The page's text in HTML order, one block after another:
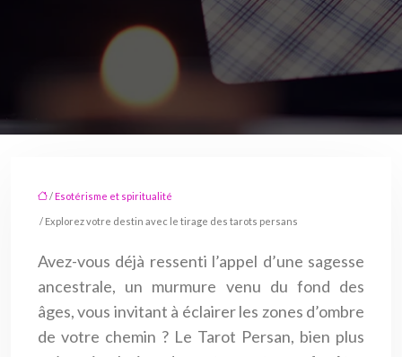
/ Esotérisme et spiritualité
/ Explorez votre destin avec le tirage des tarots persans
Avez-vous déjà ressenti l’appel d’une sagesse
ancestrale, un murmure venu du fond des
âges, vous invitant à éclairer les zones d’ombre
de votre chemin ? Le Tarot Persan, bien plus